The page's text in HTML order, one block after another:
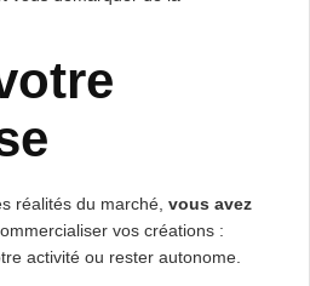
réalités du marché, vous avez
vos créations :
activité ou rester autonome.